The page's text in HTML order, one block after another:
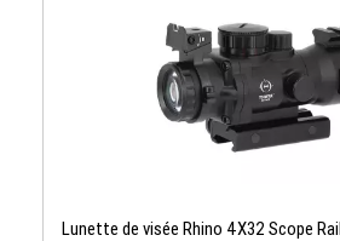
Lunette de visée Rhino 4X32 Scope